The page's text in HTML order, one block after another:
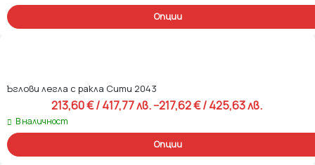
Опции
Ъглови легла с ракла Сити 2043
213,60 € / 417,77 лв. –217,62 € / 425,63 лв.
Price range: 213,60 € / 417,77
В наличност
Опции